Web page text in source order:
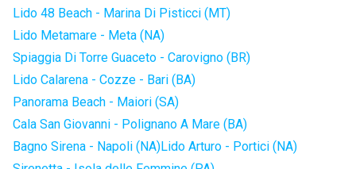
Lido 48 Beach - Marina Di Pisticci (MT)
Lido Metamare - Meta (NA)
Spiaggia Di Torre Guaceto - Carovigno (BR)
Lido Calarena - Cozze - Bari (BA)
Panorama Beach - Maiori (SA)
Cala San Giovanni - Polignano A Mare (BA)
Bagno Sirena - Napoli (NA)Lido Arturo - Portici (NA)